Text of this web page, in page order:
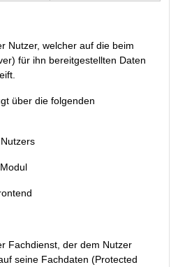
Nutzer, welcher auf die beim
für ihn bereitgestellten Daten
über die folgenden
Fachdienst, der dem Nutzer
seine Fachdaten (Protected